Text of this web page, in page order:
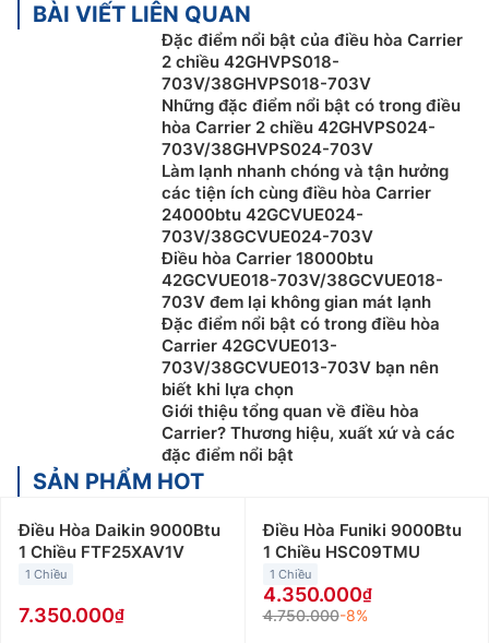
BÀI VIẾT LIÊN QUAN
Đặc điểm nổi bật của điều hòa Carrier
2 chiều 42GHVPS018-
703V/38GHVPS018-703V
Những đặc điểm nổi bật có trong điều
hòa Carrier 2 chiều 42GHVPS024-
703V/38GHVPS024-703V
Làm lạnh nhanh chóng và tận hưởng
các tiện ích cùng điều hòa Carrier
24000btu 42GCVUE024-
703V/38GCVUE024-703V
Điều hòa Carrier 18000btu
42GCVUE018-703V/38GCVUE018-
703V đem lại không gian mát lạnh
Đặc điểm nổi bật có trong điều hòa
Carrier 42GCVUE013-
703V/38GCVUE013-703V bạn nên
biết khi lựa chọn
Giới thiệu tổng quan về điều hòa
Carrier? Thương hiệu, xuất xứ và các
đặc điểm nổi bật
SẢN PHẨM HOT
Điều Hòa Daikin 9000Btu
1 Chiều FTF25XAV1V
1 Chiều
7.350.000
Điều Hòa Funiki 9000Btu
1 Chiều HSC09TMU
1 Chiều
4.350.000
4.750.000-8%